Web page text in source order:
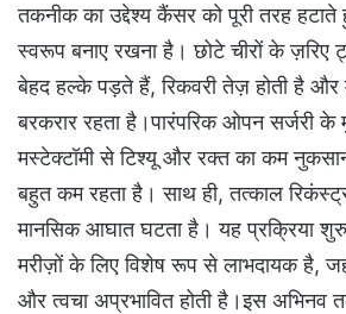
तकनीक का उद्देश्य कैंसर को पूरी तरह
स्वरूप बनाए रखना है। छोटे चीरों के ज़रिए
बेहद हल्के पड़ते हैं, रिकवरी तेज़ होती है और
बरकरार रहता है।पारंपरिक ओपन सर्जरी के
मस्टेक्टॉमी से टिश्यू और रक्त का कम
बहुत कम रहता है। साथ ही, तत्काल
मानसिक आघात घटता है। यह प्रक्रिया
मरीज़ों के लिए विशेष रूप से लाभदायक है,
और त्वचा अप्रभावित होती है।इस अभिनव